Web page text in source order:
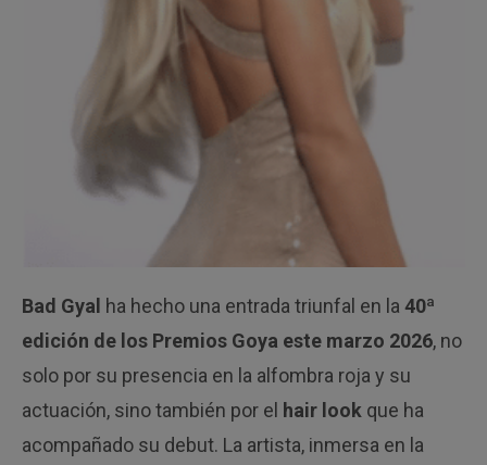
Bad Gyal ha hecho una entrada triunfal en la40ª
edición de los Premios Goya este marzo 2026, no
solo por su presencia en la alfombra roja y su
actuación, sino también por el hair look que ha
acompañado su debut. La artista, inmersa en la